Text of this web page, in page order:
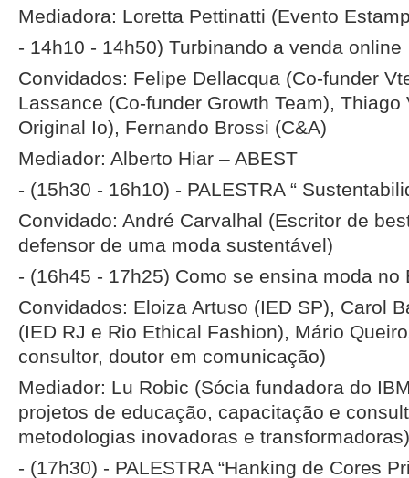
Mediadora: Loretta Pettinatti (Evento
- 14h10 - 14h50) Turbinando a venda online
Convidados: Felipe Dellacqua (Co-funder
Lassance (Co-funder Growth Team), Thiago
Original Io), Fernando Brossi (C&A)
Mediador: Alberto Hiar – ABEST
- (15h30 - 16h10) - PALESTRA “
Convidado: André Carvalhal (Escritor de
defensor de uma moda sustentável)
- (16h45 - 17h25) Como se ensina moda no
Convidados: Eloiza Artuso (IED SP), Carol
(IED RJ e Rio Ethical Fashion), Mário
consultor, doutor em comunicação)
Mediador: Lu Robic (Sócia fundadora do
projetos de educação, capacitação e
metodologias inovadoras e transformadoras)
- (17h30) - PALESTRA “Hanking de Cores